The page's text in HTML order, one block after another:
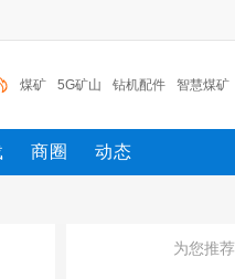
煤矿 5G矿山 钻机配件 智慧煤矿
用品 风门 传感器 智慧矿山
商圈 动态
为您推荐